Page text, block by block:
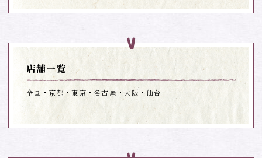
店舗一覧
全国 京都 東京 名古屋 大阪 仙台